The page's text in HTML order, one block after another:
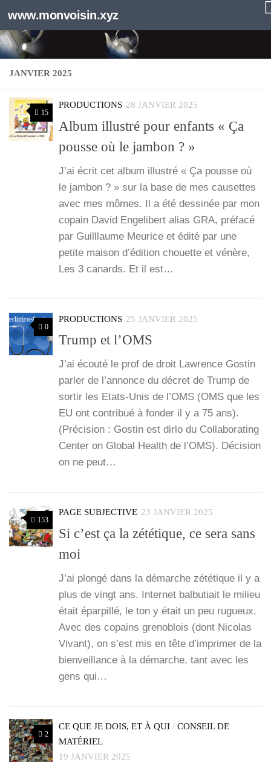
Au dessous du contenu
www.monvoisin.xyz
JANVIER 2025
15
PRODUCTIONS 28 JANVIER 2025
Album illustré pour enfants « Ça
pousse où le jambon ? »
J’ai écrit cet album illus­tré « Ça pousse où
le jam­bon ? » sur la base de mes cau­settes
avec mes mômes. Il a été des­si­née par mon
copain David Enge­li­bert alias GRA, pré­fa­cé
par Guill­laume Meu­rice et édi­té par une
petite mai­son d’é­di­tion chouette et vénère,
Les 3 canards. Et il est…
0
PRODUCTIONS 25 JANVIER 2025
Trump et l’OMS
J’ai écou­té le prof de droit Law­rence Gos­tin
par­ler de l’an­nonce du décret de Trump de
sor­tir les Etats-Unis de l’OMS (OMS que les
EU ont contri­bué à fon­der il y a 75 ans).
(Pré­ci­sion : Gos­tin est dir­lo du Col­la­bo­ra­ting
Cen­ter on Glo­bal Health de l’OMS). Déci­sion
on ne peut…
153
PAGE SUBJECTIVE 23 JANVIER 2025
Si c’est ça la zététique, ce sera sans
moi
J’ai plon­gé dans la démarche zété­tique il y a
plus de vingt ans. Inter­net bal­bu­tiait le milieu
était épar­pillé, le ton y était un peu rugueux.
Avec des copains gre­no­blois (dont Nico­las
Vivant), on s’est mis en tête d’imprimer de la
bien­veillance à la démarche, tant avec les
gens qui…
2
CE QUE JE DOIS, ET À QUI / CONSEIL DE
MATÉRIEL
19 JANVIER 2025